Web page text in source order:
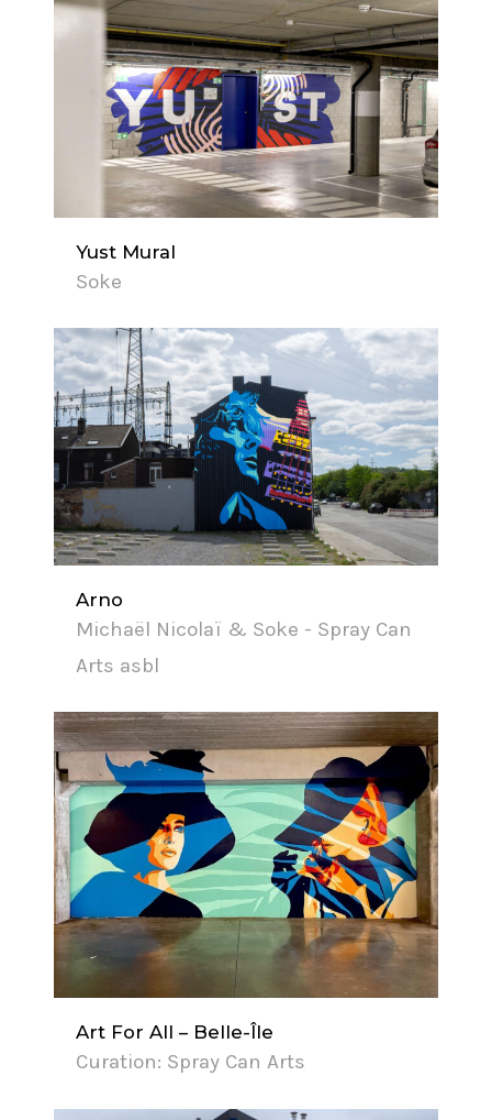
Yust Mural
Soke
Arno
Michaël Nicolaï & Soke - Spray Can
Arts asbl
Art For All – Belle-Île
Curation: Spray Can Arts